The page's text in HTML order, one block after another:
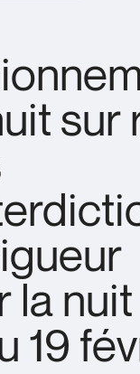
sur
la
19